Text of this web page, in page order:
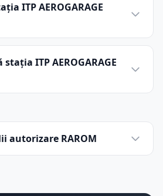
ITP AEROGARAGE
ITP AEROGARAGE
autorizare RAROM